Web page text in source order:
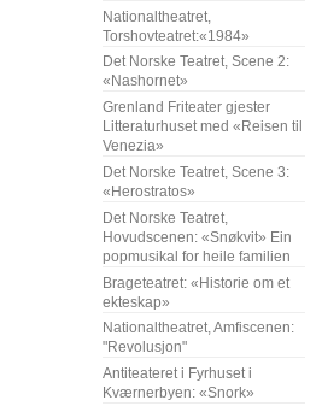
Nationaltheatret,
Torshovteatret:«1984»
Det Norske Teatret, Scene 2:
«Nashornet»
Grenland Friteater gjester
Litteraturhuset med «Reisen til
Venezia»
Det Norske Teatret, Scene 3:
«Herostratos»
Det Norske Teatret,
Hovudscenen: «Snøkvit» Ein
popmusikal for heile familien
Brageteatret: «Historie om et
ekteskap»
Nationaltheatret, Amfiscenen:
"Revolusjon"
Antiteateret i Fyrhuset i
Kværnerbyen: «Snork»